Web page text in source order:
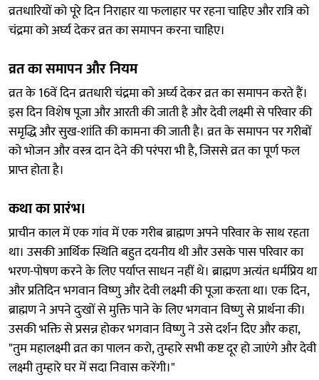
व्रतधारियों को पूरे दिन निराहार या फलाहार पर रहना चाहिए और रात्रि को
चंद्रमा को अर्घ्य देकर व्रत का समापन करना चाहिए।
व्रत का समापन और नियम
व्रत के 16वें दिन व्रतधारी चंद्रमा को अर्घ्य देकर व्रत का समापन करते हैं।
इस दिन विशेष पूजा और आरती की जाती है और देवी लक्ष्मी से परिवार की
समृद्धि और सुख-शांति की कामना की जाती है। व्रत के समापन पर गरीबों
को भोजन और वस्त्र दान देने की परंपरा भी है, जिससे व्रत का पूर्ण फल
प्राप्त होता है।
कथा का प्रारंभ।
प्राचीन काल में एक गांव में एक गरीब ब्राह्मण अपने परिवार के साथ रहता
था। उसकी आर्थिक स्थिति बहुत दयनीय थी और उसके पास परिवार का
भरण-पोषण करने के लिए पर्याप्त साधन नहीं थे। ब्राह्मण अत्यंत धर्मप्रिय था
और प्रतिदिन भगवान विष्णु और देवी लक्ष्मी की पूजा करता था। एक दिन,
ब्राह्मण ने अपने दुःखों से मुक्ति पाने के लिए भगवान विष्णु से प्रार्थना की।
उसकी भक्ति से प्रसन्न होकर भगवान विष्णु ने उसे दर्शन दिए और कहा,
"तुम महालक्ष्मी व्रत का पालन करो, तुम्हारे सभी कष्ट दूर हो जाएंगे और देवी
लक्ष्मी तुम्हारे घर में सदा निवास करेंगी।"